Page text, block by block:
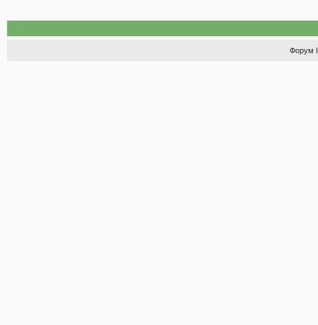
Форум